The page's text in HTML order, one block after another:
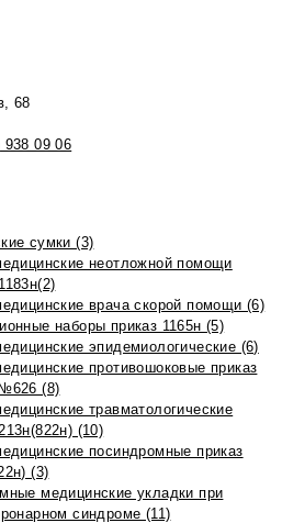
68
938 09 06
сумки (3)
неотложной помощи
врача скорой помощи (6)
наборы приказ 1165н (5)
эпидемиологические (6)
противошоковые приказ
(8)
травматологические
(10)
посиндромные приказ
(3)
медицинские укладки при
синдроме (11)